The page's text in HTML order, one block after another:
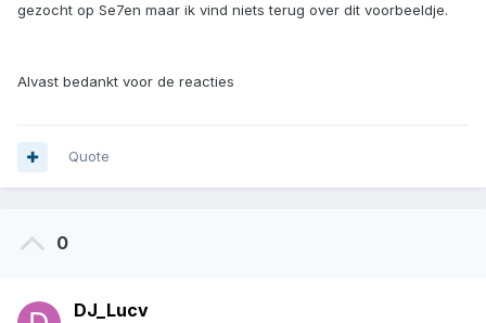
gezocht op Se7en maar ik vind niets terug over dit voorbeeldje.
Alvast bedankt voor de reacties
Quote
0
DJ_Lucv